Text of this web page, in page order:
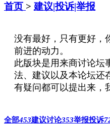
首页 > 建议|投诉|举报
没有最好，只有更好，
前进的动力。
此版块是用来商讨论坛
法、建议以及本论坛还
有疑问都可以提出来，
全部453建议讨论353举报投诉